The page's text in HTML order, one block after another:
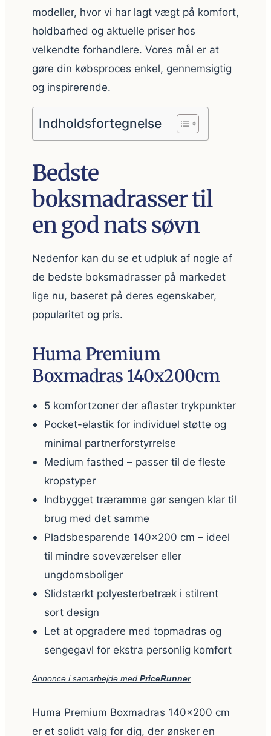
modeller, hvor vi har lagt vægt på komfort,
holdbarhed og aktuelle priser hos
velkendte forhandlere. Vores mål er at
gøre din købsproces enkel, gennemsigtig
og inspirerende.
Indholdsfortegnelse
Bedste
boksmadrasser til
en god nats søvn
Nedenfor kan du se et udpluk af nogle af
de bedste boksmadrasser på markedet
lige nu, baseret på deres egenskaber,
popularitet og pris.
Huma Premium
Boxmadras 140x200cm
5 komfortzoner der aflaster trykpunkter
Pocket-elastik for individuel støtte og
minimal partnerforstyrrelse
Medium fasthed – passer til de fleste
kropstyper
Indbygget træramme gør sengen klar til
brug med det samme
Pladsbesparende 140×200 cm – ideel
til mindre soveværelser eller
ungdomsboliger
Slidstærkt polyesterbetræk i stilrent
sort design
Let at opgradere med topmadras og
sengegavl for ekstra personlig komfort
Annonce i samarbejde med PriceRunner
Huma Premium Boxmadras 140×200 cm
er et solidt valg for dig, der ønsker en